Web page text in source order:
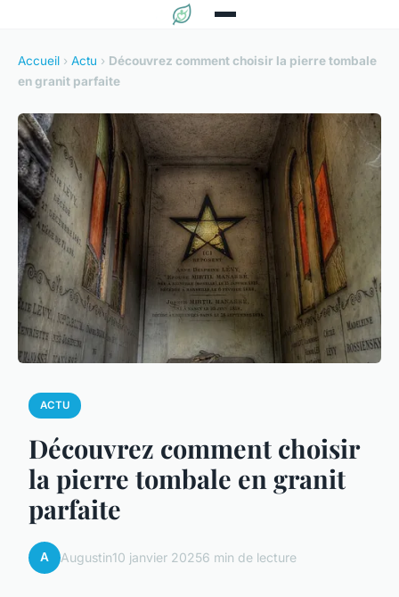
Accueil › Actu › Découvrez comment choisir la pierre tombale
en granit parfaite
ACTU
Découvrez comment choisir
la pierre tombale en granit
parfaite
A Augustin10 janvier 20256 min de lecture